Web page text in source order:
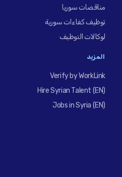
مناقصات سوريا
توظيف كفاءات سورية
لوكالات التوظيف
المزيد
Verify by WorkLink
Hire Syrian Talent (EN)
Jobs in Syria (EN)